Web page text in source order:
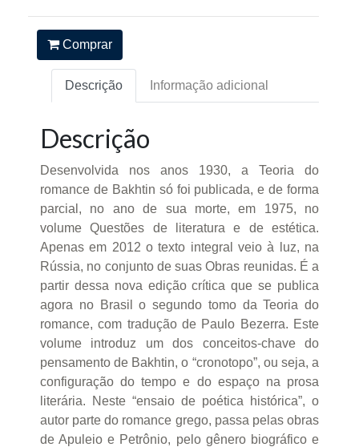
Comprar
Descrição Informação adicional
Descrição
Desenvolvida nos anos 1930, a Teoria do
romance de Bakhtin só foi publicada, e de forma
parcial, no ano de sua morte, em 1975, no
volume Questões de literatura e de estética.
Apenas em 2012 o texto integral veio à luz, na
Rússia, no conjunto de suas Obras reunidas. É a
partir dessa nova edição crítica que se publica
agora no Brasil o segundo tomo da Teoria do
romance, com tradução de Paulo Bezerra. Este
volume introduz um dos conceitos-chave do
pensamento de Bakhtin, o “cronotopo”, ou seja, a
configuração do tempo e do espaço na prosa
literária. Neste “ensaio de poética histórica”, o
autor parte do romance grego, passa pelas obras
de Apuleio e Petrônio, pelo gênero biográfico e